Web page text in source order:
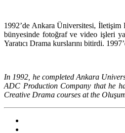
1992’de Ankara Üniversitesi, İletişim
bünyesinde fotoğraf ve video işleri
Yaratıcı Drama kurslarını bitirdi.
In 1992, he completedAnkara
ADC Production Company that he
Creative Drama courses at the